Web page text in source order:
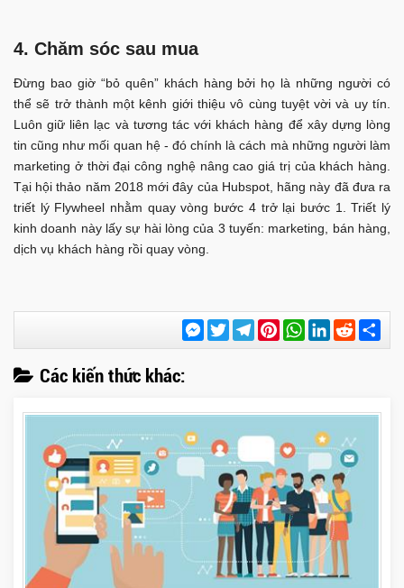
4. Chăm sóc sau mua
Đừng bao giờ “bỏ quên” khách hàng bởi họ là những người có
thể sẽ trở thành một kênh giới thiệu vô cùng tuyệt vời và uy tín.
Luôn giữ liên lạc và tương tác với khách hàng để xây dựng lòng
tin cũng như mối quan hệ - đó chính là cách mà những người làm
marketing ở thời đại công nghệ nâng cao giá trị của khách hàng.
Tại hội thảo năm 2018 mới đây của Hubspot, hãng này đã đưa ra
triết lý Flywheel nhằm quay vòng bước 4 trở lại bước 1. Triết lý
kinh doanh này lấy sự hài lòng của 3 tuyến: marketing, bán hàng,
dịch vụ khách hàng rồi quay vòng.
Messenger
TwitterTelegramPinterestWhatsApp
LinkedInReddit
Các kiến thức khác: